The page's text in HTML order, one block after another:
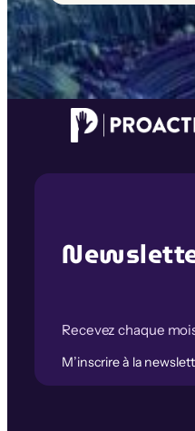
Recevez chaque
M’inscrire à la